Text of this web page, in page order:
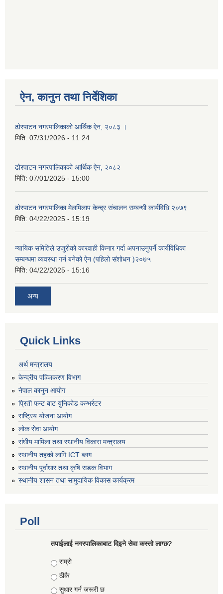
ऐन, कानुन तथा निर्देशिका
ढोरपाटन नगरपालिकाको आर्थिक ऐन, २०८३ ।
मिति: 07/31/2026 - 11:24
ढोरपाटन नगरपालिकाको आर्थिक ऐन, २०८२
मिति: 07/01/2025 - 15:00
ढोरपाटन नगरपालिका मेलमिलाप केन्द्र संचालन सम्बन्धी कार्यविधि २०७९
मिति: 04/22/2025 - 15:19
न्यायिक समितिले उजुरीको कारवाही किनार गर्दा अपनाउनुपर्ने कार्यविधिका
सम्बन्धमा व्यवस्था गर्न बनेको ऐन (पहिलो संशोधन )२०७५
मिति: 04/22/2025 - 15:16
अन्य
Quick Links
अर्थ मन्त्रालय
केन्द्रीय पञ्जिकरण विभाग
नेपाल कानुन आयोग
प्रिती फन्ट बाट युनिकोड कन्भर्रटर
राष्ट्रिय योजना आयोग
लोक सेवा आयोग
संघीय मामिला तथा स्थानीय विकास मन्त्रालय
स्थानीय तहको लागि ICT ब्लग
स्थानीय पूर्वाधार तथा कृषि सडक विभाग
स्थानीय शासन तथा सामुदायिक विकास कार्यक्रम
Poll
तपाईलाई नगरपालिकाबाट दिइने सेवा कस्तो लाग्छ?
Choices
राम्रो
ठीकै
सुधार गर्न जरूरी छ